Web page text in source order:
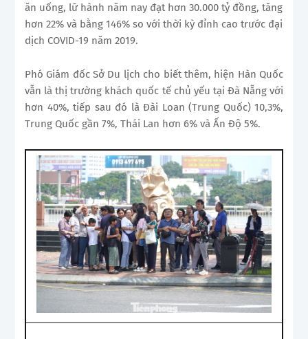
ăn uống, lữ hành năm nay đạt hơn 30.000 tỷ đồng, tăng
hơn 22% và bằng 146% so với thời kỳ đỉnh cao trước đại
dịch COVID-19 năm 2019.
Phó Giám đốc Sở Du lịch cho biết thêm, hiện Hàn Quốc
vẫn là thị trường khách quốc tế chủ yếu tại Đà Nẵng với
hơn 40%, tiếp sau đó là Đài Loan (Trung Quốc) 10,3%,
Trung Quốc gần 7%, Thái Lan hơn 6% và Ấn Độ 5%.